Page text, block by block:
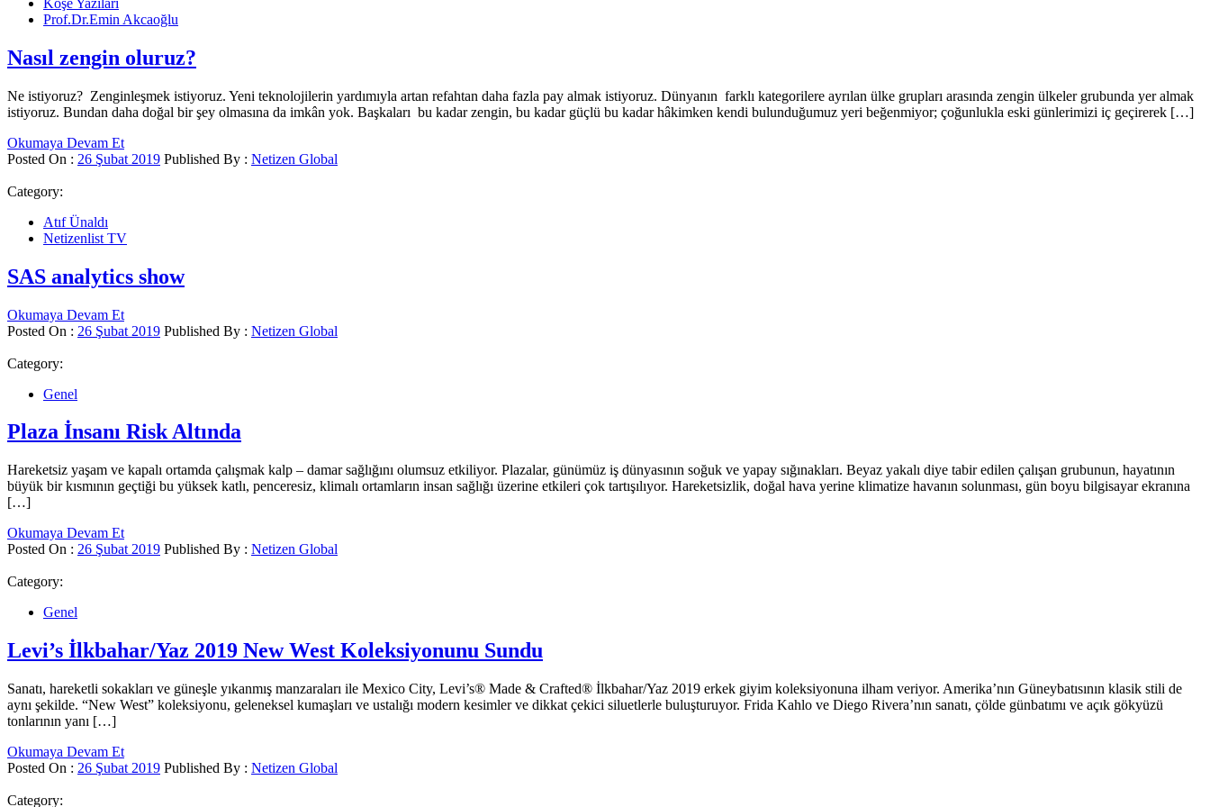
Prof.Dr.Emin Akcaoğlu
Nasıl zengin oluruz?
Ne istiyoruz? Zenginleşmek istiyoruz. Yeni teknolojilerin yardımıyla artan refahtan daha fazla pay almak istiyoruz. Dünyanın farklı kategorilere ayrılan ülke grupları arasında zengin ülkeler grubunda yer almak
istiyoruz. Bundan daha doğal bir şey olmasına da imkân yok. Başkaları bu kadar zengin, bu kadar güçlü bu kadar hâkimken kendi bulunduğumuz yeri beğenmiyor; çoğunlukla eski günlerimizi iç geçirerek […]
Okumaya Devam Et
Posted On : 26 Şubat 2019 Published By : Netizen Global
Category:
Atıf Ünaldı
Netizenlist TV
SAS analytics show
Okumaya Devam Et
Posted On : 26 Şubat 2019 Published By : Netizen Global
Category:
Genel
Plaza İnsanı Risk Altında
Hareketsiz yaşam ve kapalı ortamda çalışmak kalp – damar sağlığını olumsuz etkiliyor. Plazalar, günümüz iş dünyasının soğuk ve yapay sığınakları. Beyaz yakalı diye tabir edilen çalışan grubunun, hayatının
büyük bir kısmının geçtiği bu yüksek katlı, penceresiz, klimalı ortamların insan sağlığı üzerine etkileri çok tartışılıyor. Hareketsizlik, doğal hava yerine klimatize havanın solunması, gün boyu bilgisayar ekranına
[…]
Okumaya Devam Et
Posted On : 26 Şubat 2019 Published By : Netizen Global
Category:
Genel
Levi’s İlkbahar/Yaz 2019 New West Koleksiyonunu Sundu
Sanatı, hareketli sokakları ve güneşle yıkanmış manzaraları ile Mexico City, Levi’s® Made & Crafted® İlkbahar/Yaz 2019 erkek giyim koleksiyonuna ilham veriyor. Amerika’nın Güneybatısının klasik stili de
aynı şekilde. “New West” koleksiyonu, geleneksel kumaşları ve ustalığı modern kesimler ve dikkat çekici siluetlerle buluşturuyor. Frida Kahlo ve Diego Rivera’nın sanatı, çölde günbatımı ve açık gökyüzü
tonlarının yanı […]
Okumaya Devam Et
Posted On : 26 Şubat 2019 Published By : Netizen Global
Category: